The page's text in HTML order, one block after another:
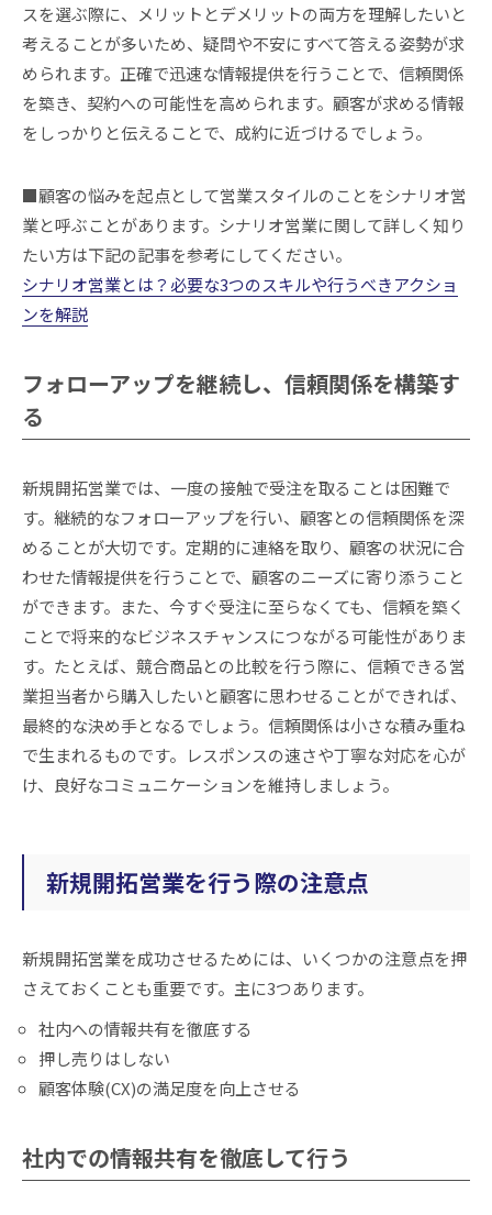
スを選ぶ際に、メリットとデメリットの両方を理解したいと
考えることが多いため、疑問や不安にすべて答える姿勢が求
められます。正確で迅速な情報提供を行うことで、信頼関係
を築き、契約への可能性を高められます。顧客が求める情報
をしっかりと伝えることで、成約に近づけるでしょう。
■顧客の悩みを起点として営業スタイルのことをシナリオ営
業と呼ぶことがあります。シナリオ営業に関して詳しく知り
たい方は下記の記事を参考にしてください。
シナリオ営業とは？必要な3つのスキルや行うべきアクショ
ンを解説
フォローアップを継続し、信頼関係を構築す
る
新規開拓営業では、一度の接触で受注を取ることは困難で
す。継続的なフォローアップを行い、顧客との信頼関係を深
めることが大切です。定期的に連絡を取り、顧客の状況に合
わせた情報提供を行うことで、顧客のニーズに寄り添うこと
ができます。また、今すぐ受注に至らなくても、信頼を築く
ことで将来的なビジネスチャンスにつながる可能性がありま
す。たとえば、競合商品との比較を行う際に、信頼できる営
業担当者から購入したいと顧客に思わせることができれば、
最終的な決め手となるでしょう。信頼関係は小さな積み重ね
で生まれるものです。レスポンスの速さや丁寧な対応を心が
け、良好なコミュニケーションを維持しましょう。
新規開拓営業を行う際の注意点
新規開拓営業を成功させるためには、いくつかの注意点を押
さえておくことも重要です。主に3つあります。
社内への情報共有を徹底する
押し売りはしない
顧客体験(CX)の満足度を向上させる
社内での情報共有を徹底して行う